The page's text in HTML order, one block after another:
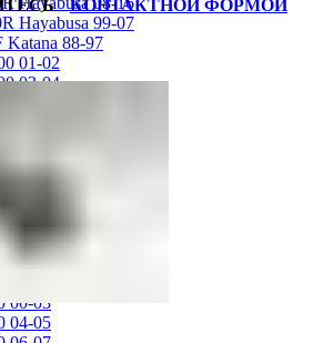
Hayabusa 99-07
Katana 88-97
01-02
03-04
09-16
93-98
90-95
01-03
04-05
06-07
11-16
00-03
04-05
КОНТАКТНОЙ ФОРМОЙ